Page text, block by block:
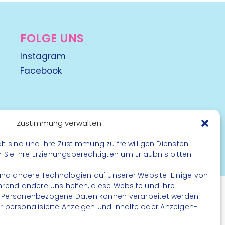
Zustimmung verwalten
sind und Ihre Zustimmung zu freiwilligen Diensten
Ihre Erziehungsberechtigten um Erlaubnis bitten.
andere Technologien auf unserer Website. Einige von
andere uns helfen, diese Website und Ihre
Daten können verarbeitet werden
personalisierte Anzeigen und Inhalte oder Anzeigen-
FOLGE UNS
Instagram
Facebook